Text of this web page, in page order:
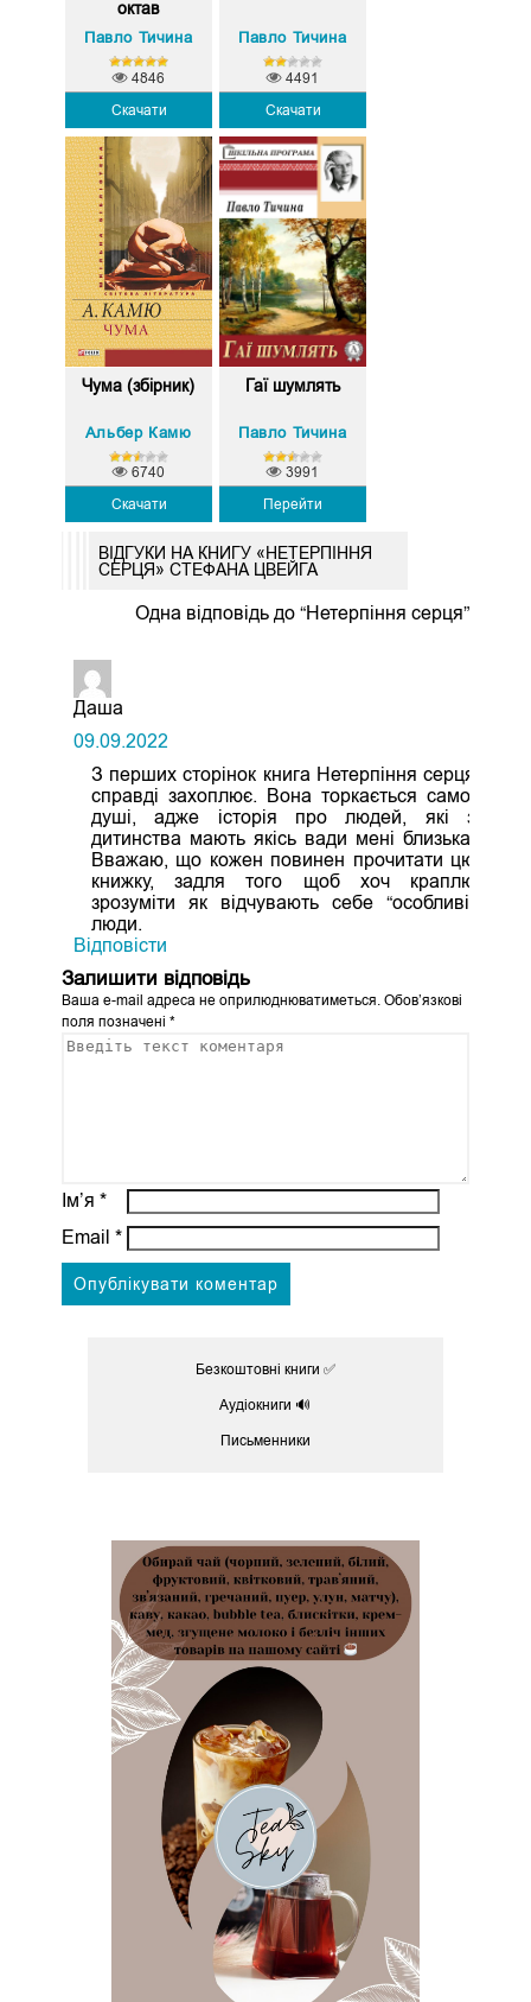
октав
Павло Тичина
Скачати
4846
Павло Тичина
Скачати
4491
Чума (збірник)
Альбер Камю
Скачати
6740
Гаї шумлять
Павло Тичина
Перейти
3991
ВІДГУКИ НА КНИГУ «НЕТЕРПІННЯ
СЕРЦЯ» СТЕФАНА ЦВЕЙГА
Одна відповідь до “Нетерпіння серця”
Даша
09.09.2022
З перших сторінок книга Нетерпіння серця
справді захоплює. Вона торкається самої
душі, адже історія про людей, які з
дитинства мають якісь вади мені близька.
Вважаю, що кожен повинен прочитати цю
книжку, задля того щоб хоч краплю
зрозуміти як відчувають себе “особливі”
люди.
Відповіcти
Залишити відповідь
Ваша e-mail адреса не оприлюднюватиметься. Обов’язкові
поля позначені *
Ім’я *
Email *
Безкоштовні книги ✅
Аудіокниги 🔊
Письменники